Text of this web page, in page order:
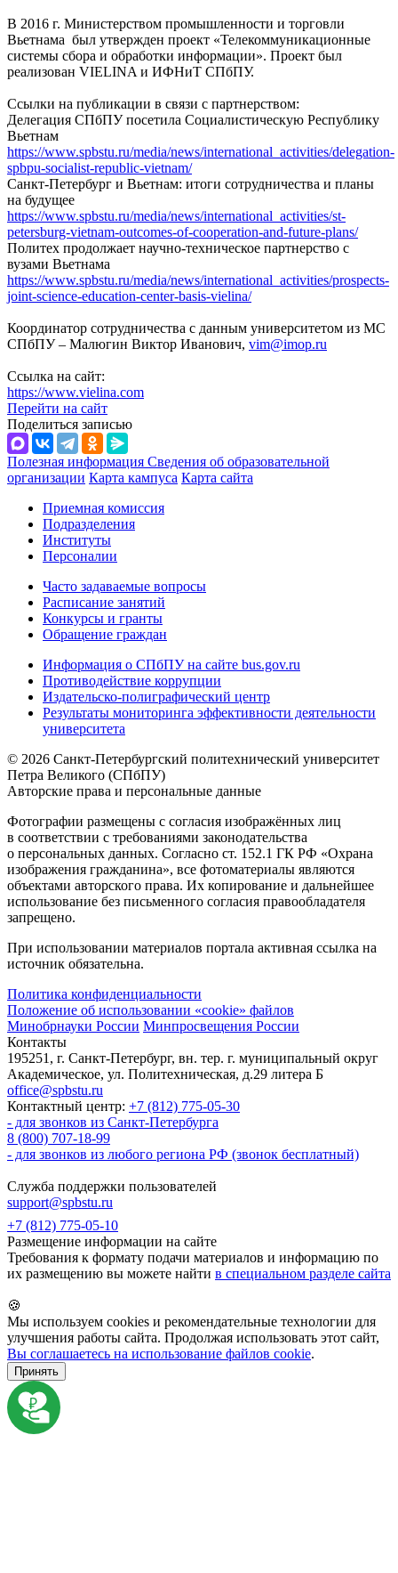
В 2016 г. Министерством промышленности и торговли
Вьетнама был утвержден проект «Телекоммуникационные
системы сбора и обработки информации». Проект был
реализован VIELINA и ИФНиТ СПбПУ.
Ссылки на публикации в связи с партнерством:
Делегация СПбПУ посетила Социалистическую Республику
Вьетнам
https://www.spbstu.ru/media/news/international_activities/delegation-
spbpu-socialist-republic-vietnam/
Санкт-Петербург и Вьетнам: итоги сотрудничества и планы
на будущее
https://www.spbstu.ru/media/news/international_activities/st-
petersburg-vietnam-outcomes-of-cooperation-and-future-plans/
Политех продолжает научно-техническое партнерство с
вузами Вьетнама
https://www.spbstu.ru/media/news/international_activities/prospects-
joint-science-education-center-basis-vielina/
Координатор сотрудничества с данным университетом из МС
СПбПУ – Малюгин Виктор Иванович, vim@imop.ru
Ссылка на сайт:
https://www.vielina.com
Перейти на сайт
Поделиться записью
Полезная информация Сведения об образовательной
организации Карта кампуса Карта сайта
Приемная комиссия
Подразделения
Институты
Персоналии
Часто задаваемые вопросы
Расписание занятий
Конкурсы и гранты
Обращение граждан
Информация о СПбПУ на сайте bus.gov.ru
Противодействие коррупции
Издательско-полиграфический центр
Результаты мониторинга эффективности деятельности
университета
© 2026 Санкт-Петербургский политехнический университет
Петра Великого (СПбПУ)
Авторские права и персональные данные
Фотографии размещены с согласия изображённых лиц
в соответствии с требованиями законодательства
о персональных данных. Согласно ст. 152.1 ГК РФ «Охрана
изображения гражданина», все фотоматериалы являются
объектами авторского права. Их копирование и дальнейшее
использование без письменного согласия правообладателя
запрещено.
При использовании материалов портала активная ссылка на
источник обязательна.
Политика конфиденциальности
Положение об использовании «cookie» файлов
Минобрнауки России Минпросвещения России
Контакты
195251, г. Санкт-Петербург, вн. тер. г. муниципальный округ
Академическое, ул. Политехническая, д.29 литера Б
office@spbstu.ru
Контактный центр: +7 (812) 775-05-30
- для звонков из Санкт-Петербурга
8 (800) 707-18-99
- для звонков из любого региона РФ (звонок бесплатный)
Служба поддержки пользователей
support@spbstu.ru
+7 (812) 775-05-10
Размещение информации на сайте
Требования к формату подачи материалов и информацию по
их размещению вы можете найти в специальном разделе сайта
🍪
Мы используем cookies и рекомендательные технологии для
улучшения работы сайта. Продолжая использовать этот сайт,
Вы соглашаетесь на использование файлов cookie.
Принять